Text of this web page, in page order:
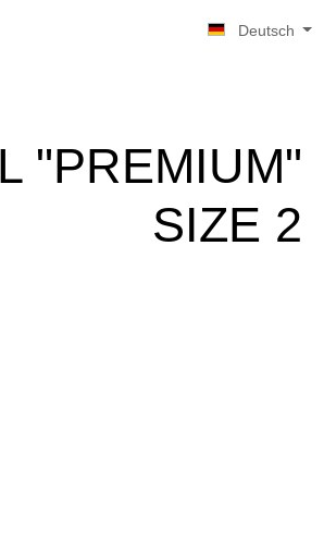
Deutsch
"PREMIUM"
SIZE 2